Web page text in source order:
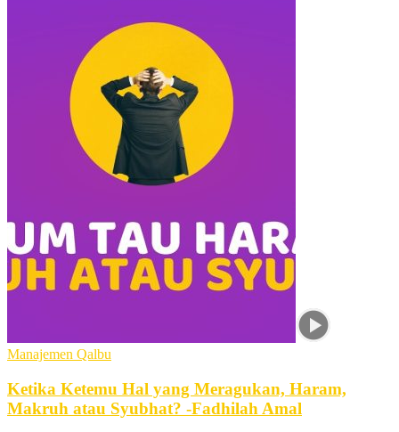
Manajemen Qalbu
Ketika Ketemu Hal yang Meragukan, Haram,
Makruh atau Syubhat? -Fadhilah Amal